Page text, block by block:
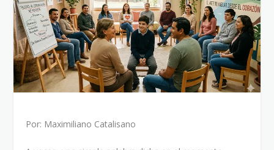
Por: Maximiliano Catalisano